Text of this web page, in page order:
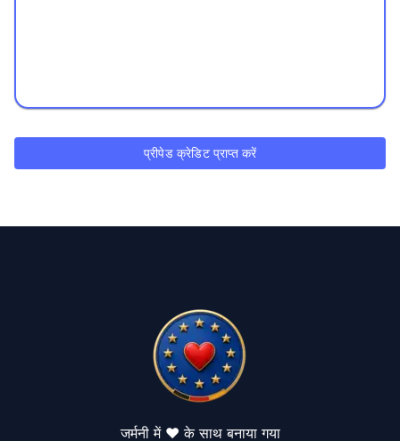
प्रीपेड क्रेडिट प्राप्त करें
जर्मनी में ❤️ के साथ बनाया गया